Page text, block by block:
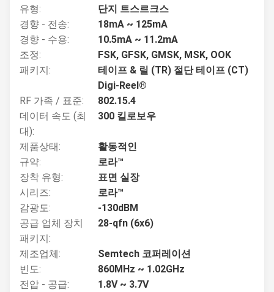
유형:
단지 트스르크스
경향 - 전송:
18mA ~ 125mA
경향 - 수용:
10.5mA ~ 11.2mA
조정:
FSK, GFSK, GMSK, MSK, OOK
패키지:
테이프 & 릴 (TR) 절단 테이프 (CT)
Digi-Reel®
RF 가족 / 표준:
802.15.4
데이터 속도 (최
대):
300 킬로보우
제품상태:
활동적인
규약:
로라™
장착 유형:
표면 실장
시리즈:
로라™
감광도:
-130dBM
공급 업체 장치
패키지:
28-qfn (6x6)
제조업체:
Semtech 코퍼레이션
빈도:
860MHz ~ 1.02GHz
전압 - 공급:
1.8V ~ 3.7V